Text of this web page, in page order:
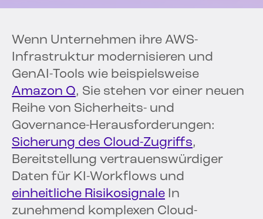
Wenn Unternehmen ihre AWS-
Infrastruktur modernisieren und
GenAI-Tools wie beispielsweise
Amazon Q, Sie stehen vor einer neuen
Reihe von Sicherheits- und
Governance-Herausforderungen:
Sicherung des Cloud-Zugriffs,
Bereitstellung vertrauenswürdiger
Daten für KI-Workflows und
einheitliche Risikosignale In
zunehmend komplexen Cloud-